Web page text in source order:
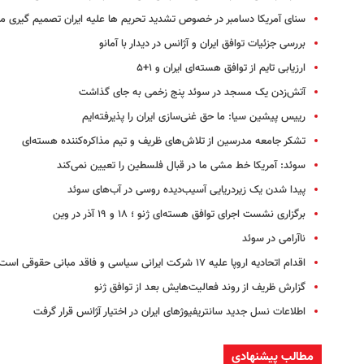
سنای آمریکا دسامبر در خصوص تشدید تحریم ها علیه ایران تصمیم گیری
بررسی جزئیات توافق ایران و آژانس در دیدار با آمانو
ارزیابی تایم از توافق هسته‌‌ای ایران و ۱+۵
آتش‌زدن یک مسجد در سوئد پنج زخمی به جای گذاشت
رییس پیشین سیا: ما حق غنی‌سازی ایران را پذیرفته‌ایم
تشکر جامعه مدرسین از تلاش‌های ظریف و تیم مذاکره‌کننده هسته‌ای
سوئد: آمریکا خط‌ مشی‌ ما در قبال فلسطین را تعیین نمی‌کند
پیدا شدن یک زیردریایی آسیب‌دیده روسی در آب‌های سوئد
برگزاری نشست اجرای توافق هسته‌ای ژنو ؛ ۱۸ و ۱۹ آذر در وین
ناآرامی در سوئد
اقدام اتحادیه اروپا علیه ۱۷ شرکت ایرانی سیاسی و فاقد مبانی حقوقی است
گزارش ظریف از روند فعالیت‌هایش بعد از توافق ژنو
اطلاعات نسل جدید سانتریفیوژهای ایران در اختیار آ‍ژانس قرار گرفت
مطالب پیشنهادی